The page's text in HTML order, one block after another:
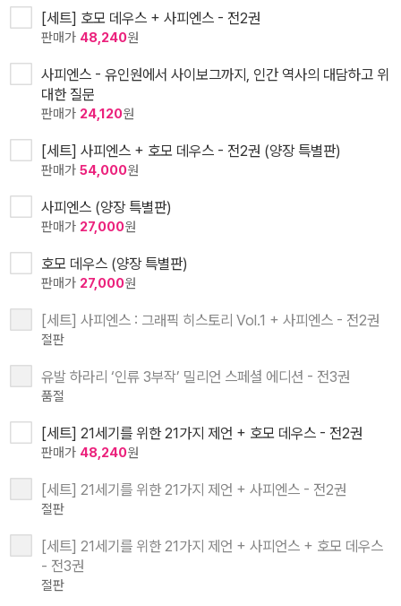
[세트] 호모 데우스 + 사피엔스 - 전2권
판매가 48,240원
사피엔스 - 유인원에서 사이보그까지, 인간 역사의 대담하고 위
대한 질문
판매가 24,120원
[세트] 사피엔스 + 호모 데우스 - 전2권 (양장 특별판)
판매가 54,000원
사피엔스 (양장 특별판)
판매가 27,000원
호모 데우스 (양장 특별판)
판매가 27,000원
[세트] 사피엔스 : 그래픽 히스토리 Vol.1 + 사피엔스 - 전2권
절판
유발 하라리 ‘인류 3부작’ 밀리언 스페셜 에디션 - 전3권
품절
[세트] 21세기를 위한 21가지 제언 + 호모 데우스 - 전2권
판매가 48,240원
[세트] 21세기를 위한 21가지 제언 + 사피엔스 - 전2권
절판
[세트] 21세기를 위한 21가지 제언 + 사피언스 + 호모 데우스
- 전3권
절판